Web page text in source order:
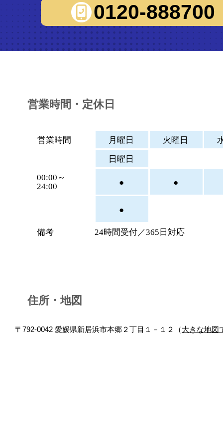
0120-888700
営業時間・定休日
営業時間 月曜日 火曜日
日曜日
00:00～
24:00
● ●
●
備考 24時間受付／365日対応
住所・地図
〒792-0042 愛媛県新居浜市本郷２丁目１－１２（大きな地図